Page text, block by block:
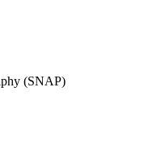
(SNAP)